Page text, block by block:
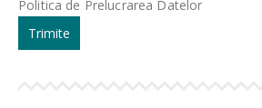
Politica de Prelucrarea Datelor